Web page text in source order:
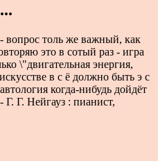
вопрос толь же важный, как
это в сотый раз - игра
\"двигательная энергия,
в с ё должно быть э с
когда-нибудь дойдёт
Г. Нейгауз : пианист,